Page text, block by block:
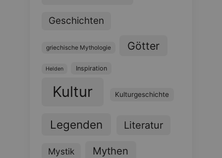
Geschichten
griechische Mythologie Götter
Helden Inspiration
Kultur Kulturgeschichte
Legenden Literatur
Mystik Mythen